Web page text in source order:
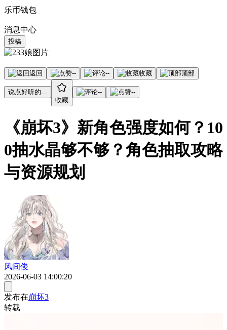
乐币钱包
消息中心
投稿
返回 -- -- 收藏 顶部
说点好听的...
收藏
-- --
《崩坏3》新角色强度如何？10
0抽水晶够不够？角色抽取攻略
与资源规划
风间俊
2026-06-03 14:00:20
发布在崩坏3
转载